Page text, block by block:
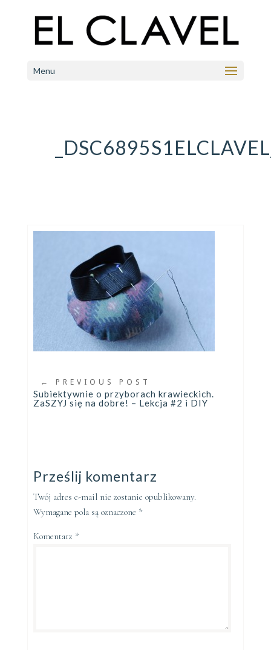
Menu
← PREVIOUS POST
Subiektywnie o przyborach krawieckich.
ZaSZYJ się na dobre! – Lekcja #2 i DIY
Prześlij komentarz
Twój adres e-mail nie zostanie opublikowany.
Wymagane pola są oznaczone *
Komentarz *